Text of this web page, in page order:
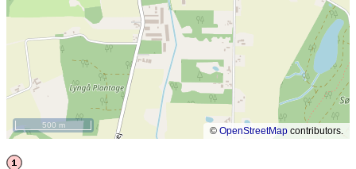
© OpenStreetMap contributors.
500 m